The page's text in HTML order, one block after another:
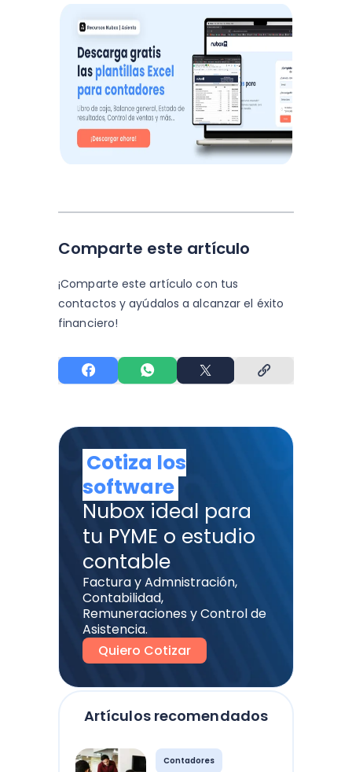
Comparte este artículo
¡Comparte este artículo con tus
contactos y ayúdalos a alcanzar el éxito
financiero!
Artículos recomendados
Contadores
Cotiza los
software
Nubox ideal para
tu PYME o estudio
contable
Factura y Admnistración,
Contabilidad,
Remuneraciones y Control de
Asistencia.
Quiero Cotizar